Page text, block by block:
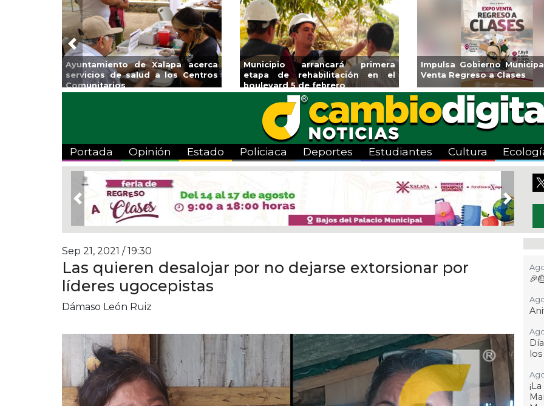
arrancará primera
rehabilitación en el
5 de febrero
Impulsa Gobierno Municipal Expo
Venta Regreso a Clases
Reabrirá Coatzacoalcos la
Alberca Semiolímpica Zona
Centro
Invita
a
Viva”
Previous
Portada Opinión Estado Policiaca Deportes Estudiantes Cultura
Previous Next
Sep 21, 2021 / 19:30
Las quieren desalojar por no dejarse extorsionar por
líderes ugocepistas
Dámaso León Ruiz